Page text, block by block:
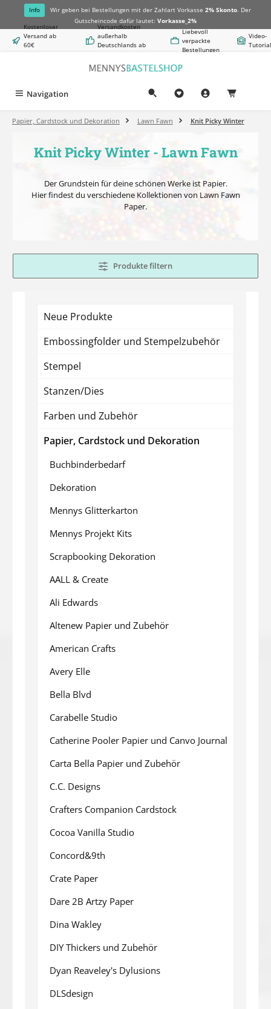
springen
Info Wir geben bei Bestellungen mit der Zahlart Vorkasse 2% Skonto. Der
Gutscheincode dafür lautet: Vorkasse_2%
Kostenloser
Versand ab
60€
Versandkosten
außerhalb
Deutschlands ab
Liebevoll
verpackte
Bestellungen
Video-
Navigation
Papier, Cardstock und Dekoration Lawn Fawn Knit Picky Winter
Knit Picky Winter - Lawn Fawn
Der Grundstein für deine schönen Werke ist Papier.
Hier findest du verschiedene Kollektionen von Lawn Fawn
Paper.
Produkte filtern
Neue Produkte
Embossingfolder und Stempelzubehör
Stempel
Stanzen/Dies
Farben und Zubehör
Papier, Cardstock und Dekoration
Buchbinderbedarf
Dekoration
Mennys Glitterkarton
Mennys Projekt Kits
Scrapbooking Dekoration
AALL & Create
Ali Edwards
Altenew Papier und Zubehör
American Crafts
Avery Elle
Bella Blvd
Carabelle Studio
Catherine Pooler Papier und Canvo Journal
Carta Bella Papier und Zubehör
C.C. Designs
Crafters Companion Cardstock
Cocoa Vanilla Studio
Concord&9th
Crate Paper
Dare 2B Artzy Paper
Dina Wakley
DIY Thickers und Zubehör
Dyan Reaveley's Dylusions
DLSdesign